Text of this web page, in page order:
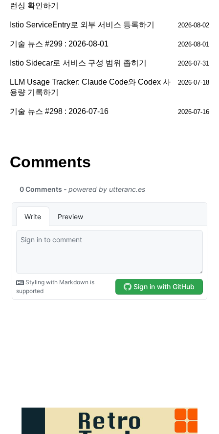
런싱 확인하기
Istio ServiceEntry로 외부 서비스 등록하기 2026-08-02
기술 뉴스 #299 : 2026-08-01 2026-08-01
Istio Sidecar로 서비스 구성 범위 좁히기 2026-07-31
LLM Usage Tracker: Claude Code와 Codex 사
용량 기록하기
2026-07-18
기술 뉴스 #298 : 2026-07-16 2026-07-16
Comments